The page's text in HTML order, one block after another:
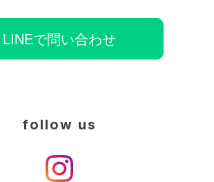
LINEで問い合わせ
follow us